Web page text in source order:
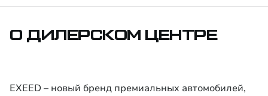
О ДИЛЕРСКОМ ЦЕНТРЕ
EXEED – новый бренд премиальных автомобилей,